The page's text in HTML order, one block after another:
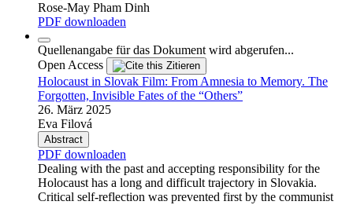
Rose-May Pham Dinh
PDF downloaden
Quellenangabe für das Dokument wird abgerufen...
Open Access
Zitieren
Holocaust in Slovak Film: From Amnesia to Memory. The
Forgotten, Invisible Fates of the “Others”
26. März 2025
Eva Filová
Abstract
PDF downloaden
Dealing with the past and accepting responsibility for the
Holocaust has a long and difficult trajectory in Slovakia.
Critical self-reflection was prevented first by the communist